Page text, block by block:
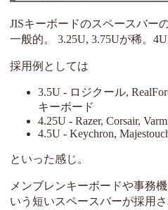
JISキーボードのスペースバー
一般的。 3.25U, 3.75Uが稀。
採用例としては
3.5U - ロジクール,
キーボード
4.25U - Razer, Corsair,
4.5U - Keychron,
といった感じ。
メンブレンキーボードや事務
いう短いスペースバーが採用